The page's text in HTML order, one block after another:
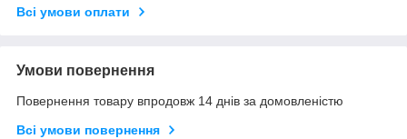
Всі умови оплати
Умови повернення
Повернення товару впродовж 14 днів за домовленістю
Всі умови повернення